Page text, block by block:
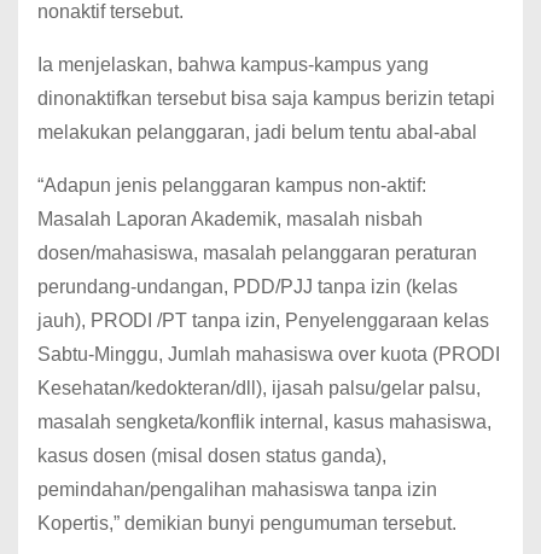
nonaktif tersebut.
Ia menjelaskan, bahwa kampus-kampus yang
dinonaktifkan tersebut bisa saja kampus berizin tetapi
melakukan pelanggaran, jadi belum tentu abal-abal
“Adapun jenis pelanggaran kampus non-aktif:
Masalah Laporan Akademik, masalah nisbah
dosen/mahasiswa, masalah pelanggaran peraturan
perundang-undangan, PDD/PJJ tanpa izin (kelas
jauh), PRODI /PT tanpa izin, Penyelenggaraan kelas
Sabtu-Minggu, Jumlah mahasiswa over kuota (PRODI
Kesehatan/kedokteran/dll), ijasah palsu/gelar palsu,
masalah sengketa/konflik internal, kasus mahasiswa,
kasus dosen (misal dosen status ganda),
pemindahan/pengalihan mahasiswa tanpa izin
Kopertis,” demikian bunyi pengumuman tersebut.